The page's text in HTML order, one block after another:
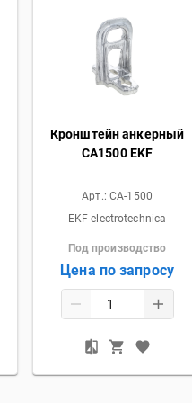
Кронштейн анкерный
CА1500 EKF
Арт.: CA-1500
EKF electrotechnica
Под производство
Цена по запросу